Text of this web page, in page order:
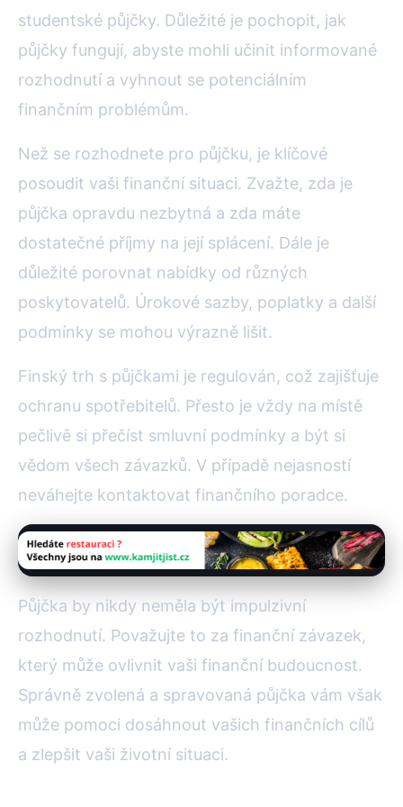
studentské půjčky. Důležité je pochopit, jak
půjčky fungují, abyste mohli učinit informované
rozhodnutí a vyhnout se potenciálním
finančním problémům.
Než se rozhodnete pro půjčku, je klíčové
posoudit vaši finanční situaci. Zvažte, zda je
půjčka opravdu nezbytná a zda máte
dostatečné příjmy na její splácení. Dále je
důležité porovnat nabídky od různých
poskytovatelů. Úrokové sazby, poplatky a další
podmínky se mohou výrazně lišit.
Finský trh s půjčkami je regulován, což zajišťuje
ochranu spotřebitelů. Přesto je vždy na místě
pečlivě si přečíst smluvní podmínky a být si
vědom všech závazků. V případě nejasností
neváhejte kontaktovat finančního poradce.
Půjčka by nikdy neměla být impulzivní
rozhodnutí. Považujte to za finanční závazek,
který může ovlivnit vaši finanční budoucnost.
Správně zvolená a spravovaná půjčka vám však
může pomoci dosáhnout vašich finančních cílů
a zlepšit vaši životní situaci.